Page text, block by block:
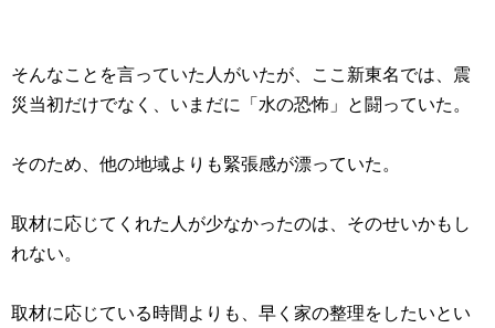
そんなことを言っていた人がいたが、ここ新東名では、震
災当初だけでなく、いまだに「水の恐怖」と闘っていた。
そのため、他の地域よりも緊張感が漂っていた。
取材に応じてくれた人が少なかったのは、そのせいかもし
れない。
取材に応じている時間よりも、早く家の整理をしたいとい